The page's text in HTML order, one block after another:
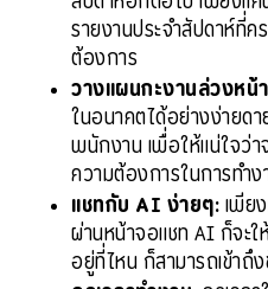
รายงานประจำสัปดาห์
ต้องการ
วางแผนกะงานล่วงหน้
ในอนาคตได้อย่างง่าย
พนักงาน เพื่อให้แน่ใจว่
ความต้องการในการทำ
แชทกับ AI ง่ายๆ: เพีย
ผ่านหน้าจอแชท AI ก็จะ
อยู่ที่ไหน ก็สามารถเข้า